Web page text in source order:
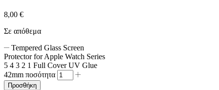
8,00 €
Σε απόθεμα
Tempered Glass Screen
Protector for Apple Watch Series
5 4 3 2 1 Full Cover UV Glue
42mm ποσότητα
Προσθήκη